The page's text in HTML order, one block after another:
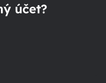
účet?